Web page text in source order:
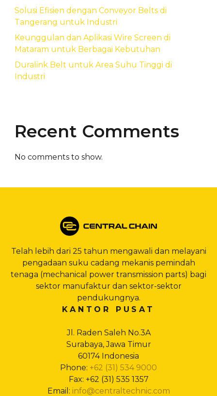
Solusi Efisien dengan Conveyor Belts di
Tangerang untuk Industri
Keunggulan dan Aplikasi Wire Screen di
Mataram untuk Berbagai Kebutuhan
Duralink Belt untuk Area Suhu Tinggi di
Industri
Recent Comments
No comments to show.
Telah lebih dari 25 tahun mengawali dan melayani
pengadaan suku cadang mekanis pemindah
tenaga (mechanical power transmission parts) bagi
sektor manufaktur dan sektor-sektor
pendukungnya.
KANTOR PUSAT
Jl. Raden Saleh No.3A
Surabaya, Jawa Timur
60174 Indonesia
Phone: +62 (31) 534 9000
Fax: +62 (31) 535 1357
Email: info@centraltechnic.com